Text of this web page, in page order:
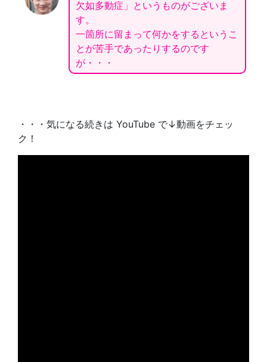
欠如多動症」というものがございま
す。
一箇所に留まって何かをするというこ
とが苦手であったりするのです
が・・・
・・・気になる続きは YouTube で↓動画をチェッ
ク！